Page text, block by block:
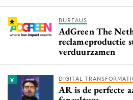
BUREAUS
AdGreen The
reclameproductie
verduurzamen
DIGITAL
AR is de perfecte